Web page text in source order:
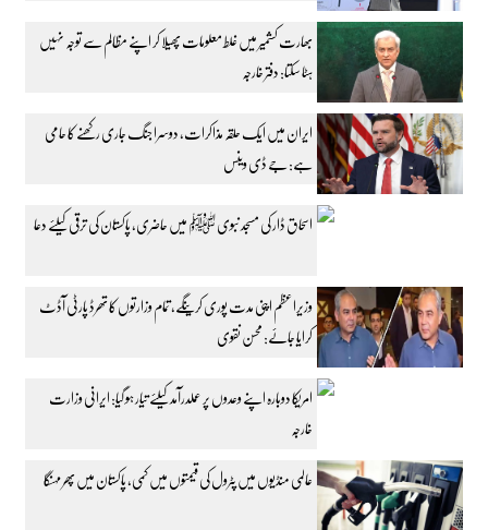
بھارت کشمیر میں غلط معلومات پھیلا کر اپنے مظالم سے توجہ نہیں
ہٹا سکتا: دفتر خارجہ
ایران میں ایک حلقہ مذاکرات، دوسرا جنگ جاری رکھنے کا حامی
ہے: جے ڈی وینس
اسحاق ڈار کی مسجد نبوی ﷺ میں حاضری، پاکستان کی ترقی کیلئے دعا
وزیراعظم اپنی مدت پوری کرینگے، تمام وزارتوں کا تھرڈ پارٹی آڈٹ
کرایا جائے: محسن نقوی
امریکا دوبارہ اپنے وعدوں پر عملدرآمد کیلئے تیار ہو گیا: ایرانی وزارت
خارجہ
عالمی منڈیوں میں پٹرول کی قیمتوں میں کمی، پاکستان میں پھر مہنگا